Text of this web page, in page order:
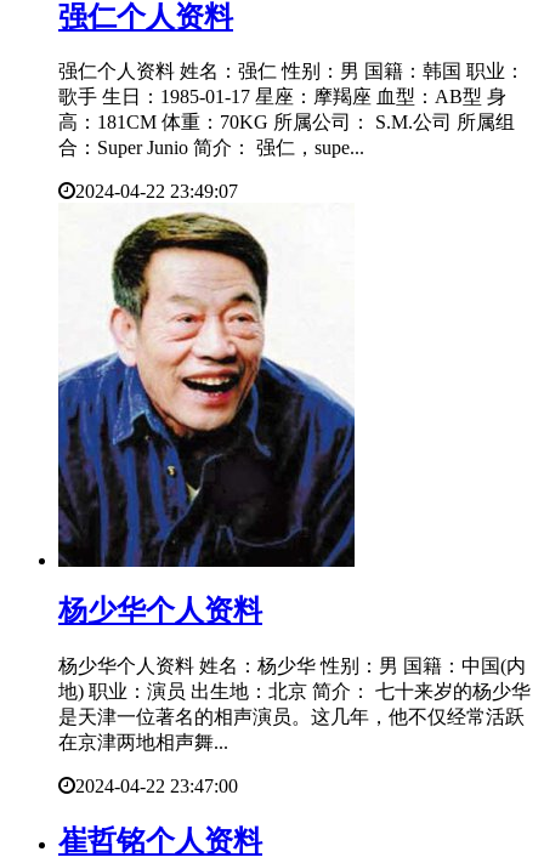
​强仁个人资料
强仁个人资料 姓名：强仁 性别：男 国籍：韩国 职业：
歌手 生日：1985-01-17 星座：摩羯座 血型：AB型 身
高：181CM 体重：70KG 所属公司： S.M.公司 所属组
合：Super Junio 简介： 强仁，supe...
2024-04-22 23:49:07
​杨少华个人资料
杨少华个人资料 姓名：杨少华 性别：男 国籍：中国(内
地) 职业：演员 出生地：北京 简介： 七十来岁的杨少华
是天津一位著名的相声演员。这几年，他不仅经常活跃
在京津两地相声舞...
2024-04-22 23:47:00
​崔哲铭个人资料